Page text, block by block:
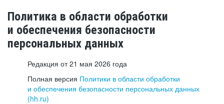
Политика в области обработки
и обеспечения безопасности
персональных данных
Редакция от 21 мая 2026 года
Полная версия Политики в области обработки
и обеспечения безопасности персональных данных
(hh.ru)